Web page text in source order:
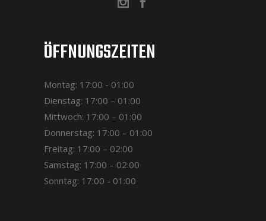
ÖFFNUNGSZEITEN
Montag: 17:00 - 01:00
Dienstag: 17:00 – 01:00
Mittwoch: 17:00 – 01:00
Donnerstag: 17:00 – 01:00
Freitag: 17:00 – 02:00
Samstag: 17:00 – 02:00
Sonntag: 17:00 - 01:00